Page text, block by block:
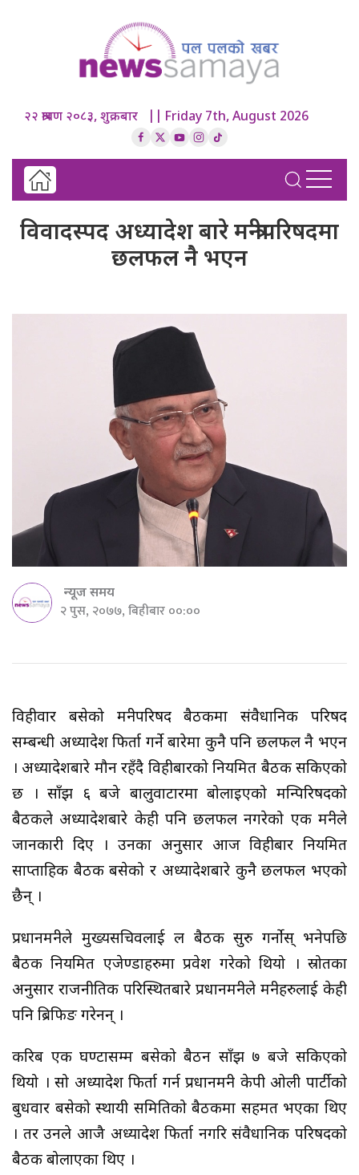
२२ श्रावण २०८३, शुक्रबार || Friday 7th, August 2026
विवादस्पद अध्यादेश बारे मन्त्रीपरिषदमा
छलफल नै भएन
न्यूज समय
२ पुस, २०७७, बिहीबार ००:००
विहीवार बसेको मन्त्रीपरिषद बैठकमा संवैधानिक परिषद
सम्बन्धी अध्यादेश फिर्ता गर्ने बारेमा कुनै पनि छलफल नै भएन
। अध्यादेशबारे मौन रहँदै विहीबारको नियमित बैठक सकिएको
छ । साँझ ६ बजे बालुवाटारमा बोलाइएको मन्त्रिपरिषदको
बैठकले अध्यादेशबारे केही पनि छलफल नगरेको एक मन्त्रीले
जानकारी दिए । उनका अनुसार आज विहीबार नियमित
साप्ताहिक बैठक बसेको र अध्यादेशबारे कुनै छलफल भएको
छैन् ।
प्रधानमन्त्रीले मुख्यसचिवलाई ल बैठक सुरु गर्नोस् भनेपछि
बैठक नियमित एजेण्डाहरुमा प्रवेश गरेको थियो । स्रोतका
अनुसार राजनीतिक परिस्थितबारे प्रधानमन्त्रीले मन्त्रीहरुलाई केही
पनि ब्रिफिङ गरेनन् ।
करिब एक घण्टासम्म बसेको बैठन साँझ ७ बजे सकिएको
थियो । सो अध्यादेश फिर्ता गर्न प्रधानमन्त्री केपी ओली पार्टीको
बुधवार बसेको स्थायी समितिको बैठकमा सहमत भएका थिए
। तर उनले आजै अध्यादेश फिर्ता नगरि संवैधानिक परिषदको
बैठक बोलाएका थिए ।